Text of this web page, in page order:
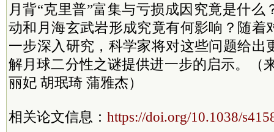
月背“克里普”富集与亏损成因究竟是什么
动和月海玄武岩形成究竟有何影响？随着
一步深入研究，科学家将对这些问题给出
解月球二分性之谜提供进一步的启示。（
丽妃 胡珉琦 蒲雅杰）
相关论文信息： https://doi.org/10.1038/